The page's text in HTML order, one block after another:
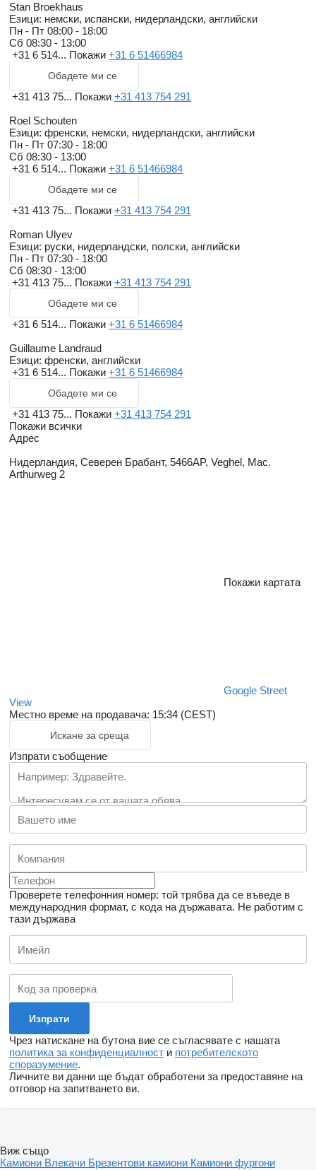
Stan Broekhaus
Езици: немски, испански, нидерландски, английски
Пн - Пт 08:00 - 18:00
Сб 08:30 - 13:00
+31 6 514... Покажи +31 6 51466984
Обадете ми се
+31 413 75... Покажи +31 413 754 291
Roel Schouten
Езици: френски, немски, нидерландски, английски
Пн - Пт 07:30 - 18:00
Сб 08:30 - 13:00
+31 6 514... Покажи +31 6 51466984
Обадете ми се
+31 413 75... Покажи +31 413 754 291
Roman Ulyev
Езици: руски, нидерландски, полски, английски
Пн - Пт 07:30 - 18:00
Сб 08:30 - 13:00
+31 413 75... Покажи +31 413 754 291
Обадете ми се
+31 6 514... Покажи +31 6 51466984
Guillaume Landraud
Езици: френски, английски
+31 6 514... Покажи +31 6 51466984
Обадете ми се
+31 413 75... Покажи +31 413 754 291
Покажи всички
Адрес
Нидерландия, Северен Брабант, 5466AP, Veghel, Mac.
Arthurweg 2
Покажи картата
Google Street
View
Местно време на продавача: 15:34 (CEST)
Искане за среща
Изпрати съобщение
Проверете телефонния номер: той трябва да се въведе в
международния формат, с кода на държавата. Не работим с
тази държава
Чрез натискане на бутона вие се съгласявате с нашата
политика за конфиденциалност и потребителското
споразумение.
Личните ви данни ще бъдат обработени за предоставяне на
отговор на запитването ви.
Виж също
Камиони Влекачи Брезентови камиони Камиони фургони